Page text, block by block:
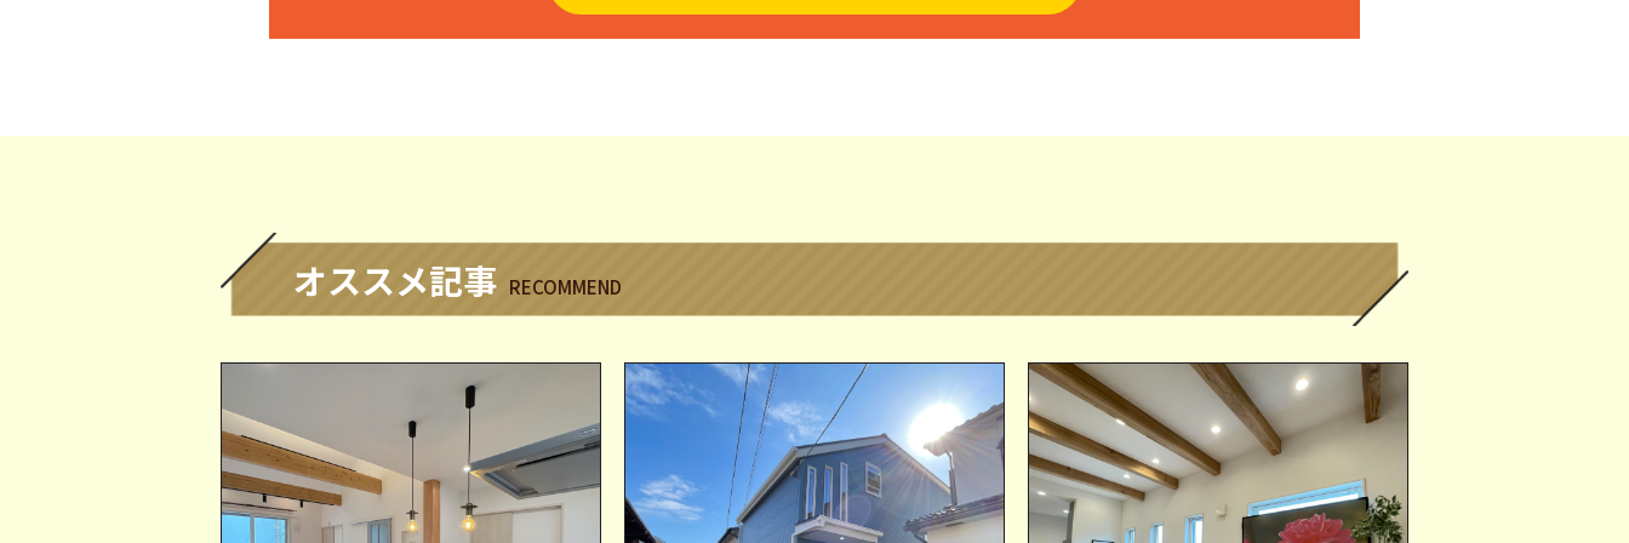
オススメ記事 RECOMMEND